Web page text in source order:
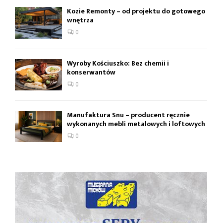
Kozie Remonty – od projektu do gotowego
wnętrza
0
Wyroby Kościuszko: Bez chemii i
konserwantów
0
Manufaktura Snu – producent ręcznie
wykonanych mebli metalowych i loftowych
0